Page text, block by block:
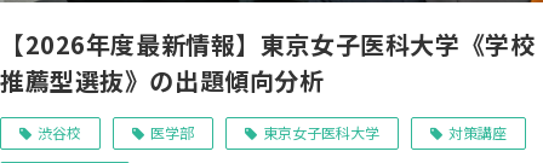
【2026年度最新情報】東京女子医科大学《学校
推薦型選抜》の出題傾向分析
渋谷校 医学部 東京女子医科大学 対策講座